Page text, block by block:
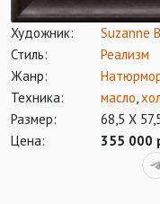
Художник:
Suzanne
Стиль:
Реализм
Жанр:
Техника:
масло
Размер:
68,5 Х
Цена:
355 000